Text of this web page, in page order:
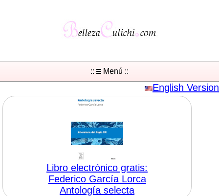
:: Menú ::
English Version
Libro electrónico gratis:
Federico García Lorca
Antología selecta